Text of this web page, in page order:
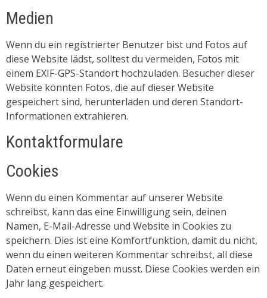
Medien
Wenn du ein registrierter Benutzer bist und Fotos auf
diese Website lädst, solltest du vermeiden, Fotos mit
einem EXIF-GPS-Standort hochzuladen. Besucher dieser
Website könnten Fotos, die auf dieser Website
gespeichert sind, herunterladen und deren Standort-
Informationen extrahieren.
Kontaktformulare
Cookies
Wenn du einen Kommentar auf unserer Website
schreibst, kann das eine Einwilligung sein, deinen
Namen, E-Mail-Adresse und Website in Cookies zu
speichern. Dies ist eine Komfortfunktion, damit du nicht,
wenn du einen weiteren Kommentar schreibst, all diese
Daten erneut eingeben musst. Diese Cookies werden ein
Jahr lang gespeichert.